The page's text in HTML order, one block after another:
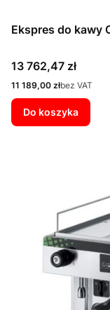
Ekspres do kawy
Cena
13 762,47 zł
Cena
11 189,00 złbez VAT
Do koszyka